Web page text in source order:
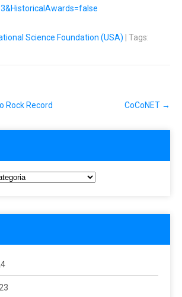
Science Foundation (USA)
| Tags:
Rock Record CoCoNET →